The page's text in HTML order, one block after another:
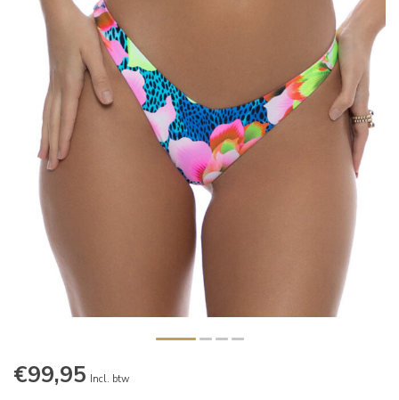
€99,95 Incl. btw